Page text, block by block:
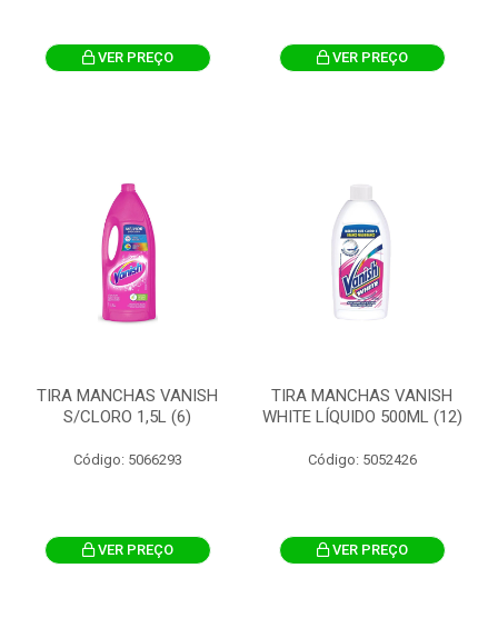
VER PREÇO VER PREÇO
TIRA MANCHAS VANISH
S/CLORO 1,5L (6)
Código: 5066293
VER PREÇO
TIRA MANCHAS VANISH
WHITE LÍQUIDO 500ML (12)
Código: 5052426
VER PREÇO